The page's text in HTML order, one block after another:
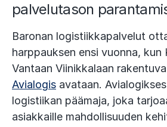
palvelutason
Baronan logistiikkapalvelut
harppauksen ensi vuonna, kun
Vantaan Viinikkalaan rakentuva
Avialogis avataan.
logistiikan päämaja, joka
asiakkaille mahdollisuuden